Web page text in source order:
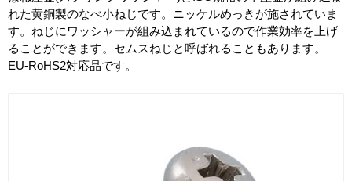
れた黄銅製のなべ小ねじです。ニッケルめっきが施されていま
す。ねじにワッシャーが組み込まれているので作業効率を上げ
ることができます。セムスねじと呼ばれることもあります。
EU-RoHS2対応品です。